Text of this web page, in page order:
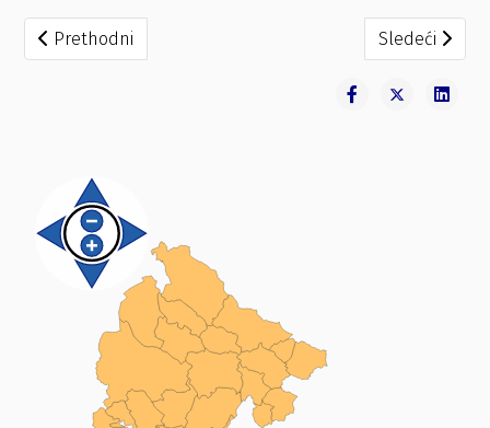
Prethodni članak: ZAKLJUČAK O ODREĐIVANJU
Prethodni Sledeći
Sledeći